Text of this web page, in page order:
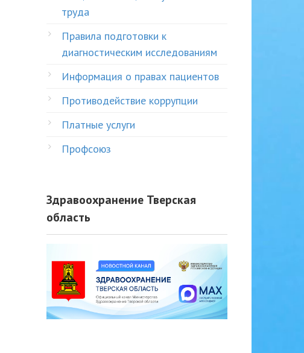
труда
Правила подготовки к
диагностическим исследованиям
Информация о правах пациентов
Противодействие коррупции
Платные услуги
Профсоюз
Здравоохранение Тверская
область